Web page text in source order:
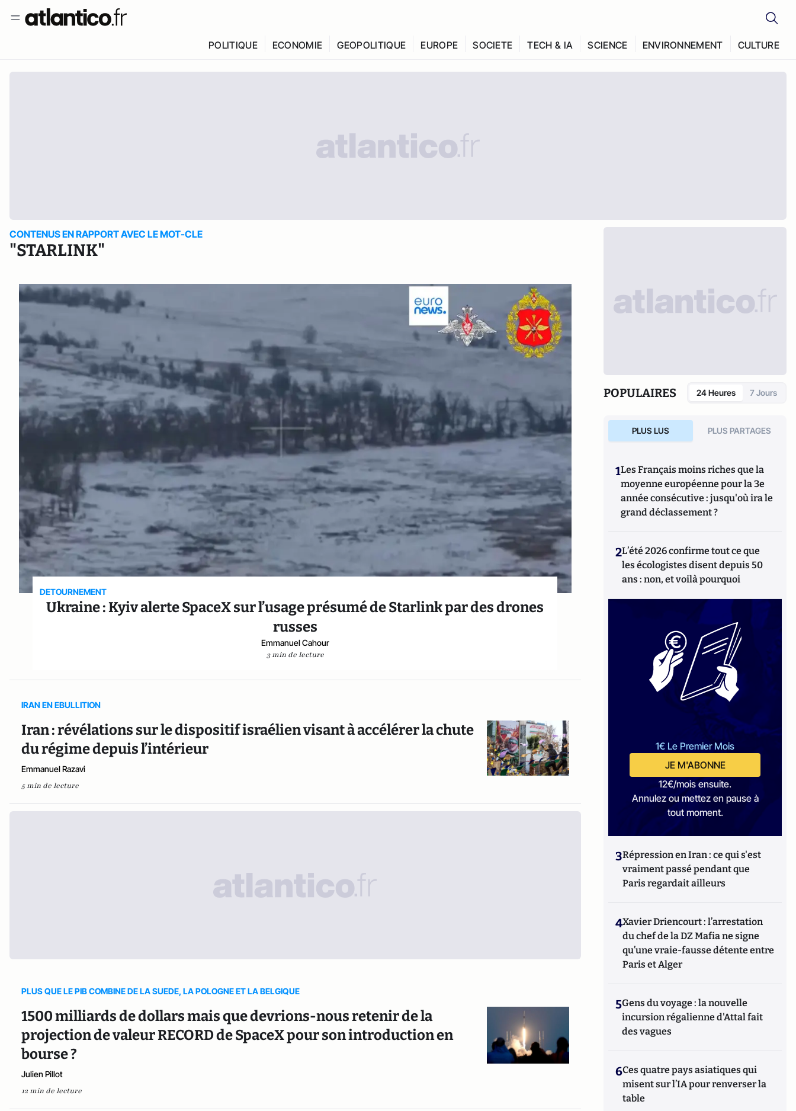
POLITIQUE ECONOMIE GEOPOLITIQUE EUROPE SOCIETE TECH & IA SCIENCE ENVIRONNEMENT CULTURE
CONTENUS EN RAPPORT AVEC LE MOT-CLE
"STARLINK"
DETOURNEMENT
Ukraine : Kyiv alerte SpaceX sur l’usage présumé de Starlink par des drones
russes
Emmanuel Cahour
3 min de lecture
IRAN EN EBULLITION
Iran : révélations sur le dispositif israélien visant à accélérer la chute
du régime depuis l’intérieur
Emmanuel Razavi
5 min de lecture
PLUS QUE LE PIB COMBINE DE LA SUEDE, LA POLOGNE ET LA BELGIQUE
1500 milliards de dollars mais que devrions-nous retenir de la
projection de valeur RECORD de SpaceX pour son introduction en
bourse ?
Julien Pillot
12 min de lecture
POPULAIRES 24 Heures 7 Jours
PLUS LUS PLUS PARTAGES
1Les Français moins riches que la
moyenne européenne pour la 3e
année consécutive : jusqu'où ira le
grand déclassement ?
2L’été 2026 confirme tout ce que
les écologistes disent depuis 50
ans : non, et voilà pourquoi
1€ Le Premier Mois
JE M'ABONNE
12€/mois ensuite.
Annulez ou mettez en pause à
tout moment.
3Répression en Iran : ce qui s'est
vraiment passé pendant que
Paris regardait ailleurs
4Xavier Driencourt : l’arrestation
du chef de la DZ Mafia ne signe
qu’une vraie-fausse détente entre
Paris et Alger
5Gens du voyage : la nouvelle
incursion régalienne d'Attal fait
des vagues
6Ces quatre pays asiatiques qui
misent sur l’IA pour renverser la
table